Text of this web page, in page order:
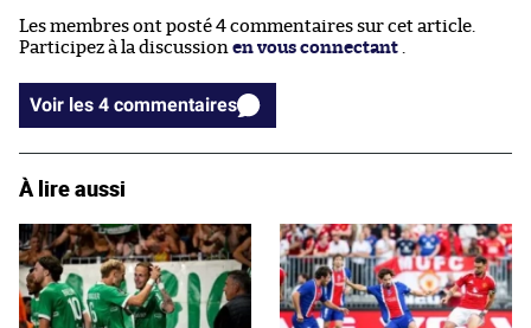
Les membres ont posté 4 commentaires sur cet article.
Participez à la discussion en vous connectant .
Voir les 4 commentaires
À lire aussi